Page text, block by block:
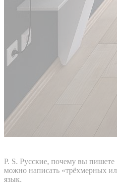
P. S. Русские, почему вы
можно написать «трёхмерных
язык.